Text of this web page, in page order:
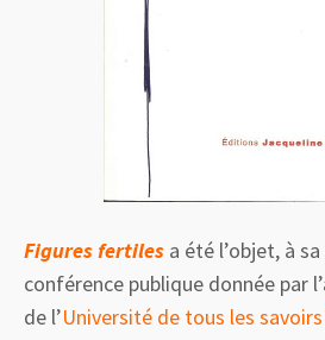
Figuresfertiles a été l’objet, à
conférence publique donnée par
de l’Université de tous les savoirs